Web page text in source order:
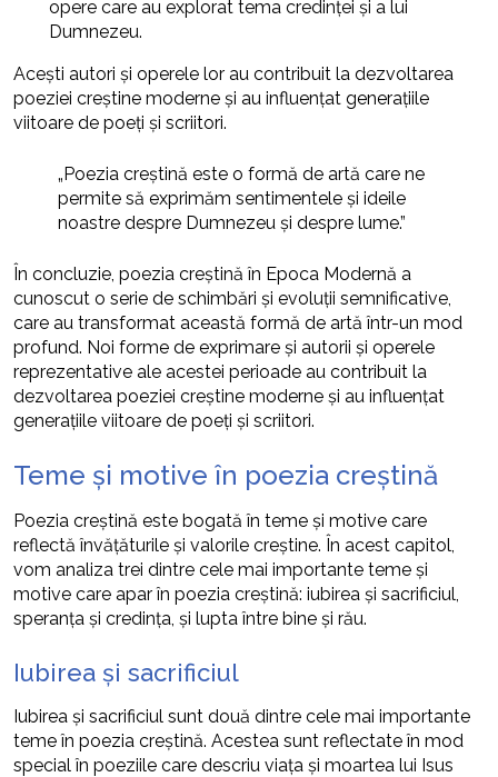
opere care au explorat tema credinței și a lui
Dumnezeu.
Acești autori și operele lor au contribuit la dezvoltarea
poeziei creștine moderne și au influențat generațiile
viitoare de poeți și scriitori.
„Poezia creștină este o formă de artă care ne
permite să exprimăm sentimentele și ideile
noastre despre Dumnezeu și despre lume.”
În concluzie, poezia creștină în Epoca Modernă a
cunoscut o serie de schimbări și evoluții semnificative,
care au transformat această formă de artă într-un mod
profund. Noi forme de exprimare și autorii și operele
reprezentative ale acestei perioade au contribuit la
dezvoltarea poeziei creștine moderne și au influențat
generațiile viitoare de poeți și scriitori.
Teme și motive în poezia creștină
Poezia creștină este bogată în teme și motive care
reflectă învățăturile și valorile creștine. În acest capitol,
vom analiza trei dintre cele mai importante teme și
motive care apar în poezia creștină: iubirea și sacrificiul,
speranța și credința, și lupta între bine și rău.
Iubirea și sacrificiul
Iubirea și sacrificiul sunt două dintre cele mai importante
teme în poezia creștină. Acestea sunt reflectate în mod
special în poeziile care descriu viața și moartea lui Isus